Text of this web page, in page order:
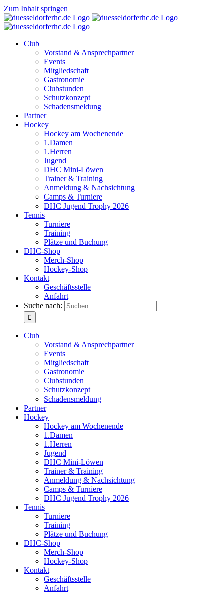
Zum Inhalt springen
Club
Vorstand & Ansprechpartner
Events
Mitgliedschaft
Gastronomie
Clubstunden
Schutzkonzept
Schadensmeldung
Partner
Hockey
Hockey am Wochenende
1.Damen
1.Herren
Jugend
DHC Mini-Löwen
Trainer & Training
Anmeldung & Nachsichtung
Camps & Turniere
DHC Jugend Trophy 2026
Tennis
Turniere
Training
Plätze und Buchung
DHC-Shop
Merch-Shop
Hockey-Shop
Kontakt
Geschäftsstelle
Anfahrt
Suche nach:
Club
Vorstand & Ansprechpartner
Events
Mitgliedschaft
Gastronomie
Clubstunden
Schutzkonzept
Schadensmeldung
Partner
Hockey
Hockey am Wochenende
1.Damen
1.Herren
Jugend
DHC Mini-Löwen
Trainer & Training
Anmeldung & Nachsichtung
Camps & Turniere
DHC Jugend Trophy 2026
Tennis
Turniere
Training
Plätze und Buchung
DHC-Shop
Merch-Shop
Hockey-Shop
Kontakt
Geschäftsstelle
Anfahrt